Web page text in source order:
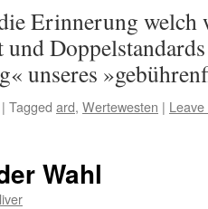
Erinnerung welch
unseres
| Tagged ard, Wertewesten |
Wahl